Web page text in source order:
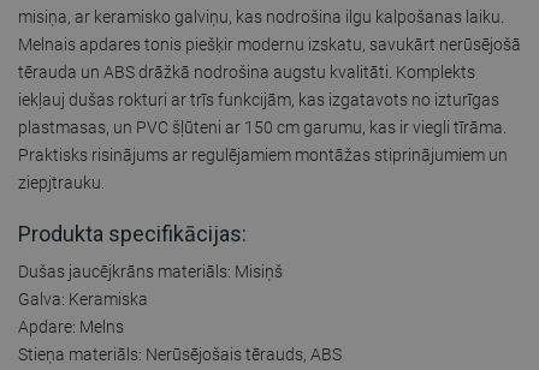
misiņa, ar keramisko galviņu, kas nodrošina ilgu kalpošanas laiku.
Melnais apdares tonis piešķir modernu izskatu, savukārt nerūsējošā
tērauda un ABS drāžkā nodrošina augstu kvalitāti. Komplekts
iekļauj dušas rokturi ar trīs funkcijām, kas izgatavots no izturīgas
plastmasas, un PVC šļūteni ar 150 cm garumu, kas ir viegli tīrāma.
Praktisks risinājums ar regulējamiem montāžas stiprinājumiem un
ziepjtrauku.
Produkta specifikācijas:
Dušas jaucējkrāns materiāls: Misiņš
Galva: Keramiska
Apdare: Melns
Stieņa materiāls: Nerūsējošais tērauds, ABS